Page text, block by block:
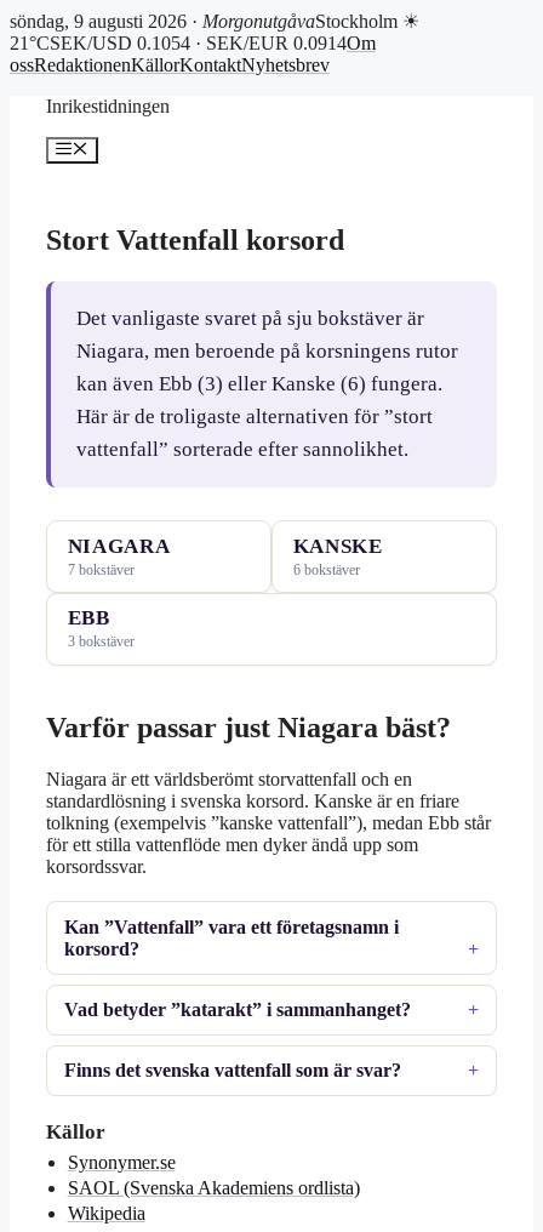
söndag, 9 augusti 2026 · MorgonutgåvaStockholm ☀
21°CSEK/USD 0.1054 · SEK/EUR 0.0914Om
ossRedaktionenKällorKontaktNyhetsbrev
Inrikestidningen
Meny
Stort Vattenfall korsord
Det vanligaste svaret på sju bokstäver är
Niagara, men beroende på korsningens rutor
kan även Ebb (3) eller Kanske (6) fungera.
Här är de troligaste alternativen för ”stort
vattenfall” sorterade efter sannolikhet.
NIAGARA
7 bokstäver
KANSKE
6 bokstäver
EBB
3 bokstäver
Varför passar just Niagara bäst?
Niagara är ett världsberömt storvattenfall och en
standardlösning i svenska korsord. Kanske är en friare
tolkning (exempelvis ”kanske vattenfall”), medan Ebb står
för ett stilla vattenflöde men dyker ändå upp som
korsordssvar.
Kan ”Vattenfall” vara ett företagsnamn i
korsord?
Vad betyder ”katarakt” i sammanhanget?
Finns det svenska vattenfall som är svar?
Källor
Synonymer.se
SAOL (Svenska Akademiens ordlista)
Wikipedia